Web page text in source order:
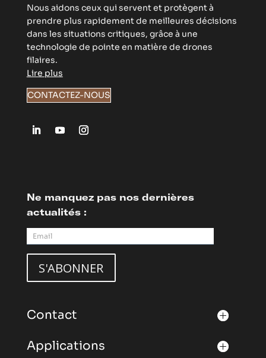
Nous aidons ceux qui servent et protègent à
prendre plus rapidement de meilleures décisions
dans les situations critiques, grâce à une
technologie de pointe en matière de drones
filaires.
Lire plus
CONTACTEZ-NOUS
Ne manquez pas nos dernières
actualités :
Contact
Applications